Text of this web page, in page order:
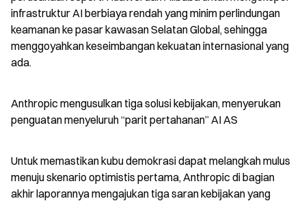
infrastruktur AI berbiaya rendah yang minim perlindungan
keamanan ke pasar kawasan Selatan Global, sehingga
menggoyahkan keseimbangan kekuatan internasional yang
ada.
Anthropic mengusulkan tiga solusi kebijakan, menyerukan
penguatan menyeluruh “parit pertahanan” AI AS
Untuk memastikan kubu demokrasi dapat melangkah mulus
menuju skenario optimistis pertama, Anthropic di bagian
akhir laporannya mengajukan tiga saran kebijakan yang